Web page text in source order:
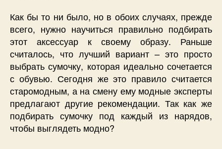
Как бы то ни было, но в обоих случаях, прежде
всего, нужно научиться правильно подбирать
этот аксессуар к своему образу. Раньше
считалось, что лучший вариант – это просто
выбрать сумочку, которая идеально сочетается
с обувью. Сегодня же это правило считается
старомодным, а на смену ему модные эксперты
предлагают другие рекомендации. Так как же
подбирать сумочку под каждый из нарядов,
чтобы выглядеть модно?